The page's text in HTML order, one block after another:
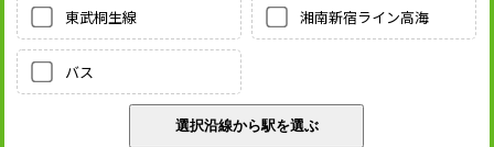
東武桐生線 湘南新宿ライン高海
バス